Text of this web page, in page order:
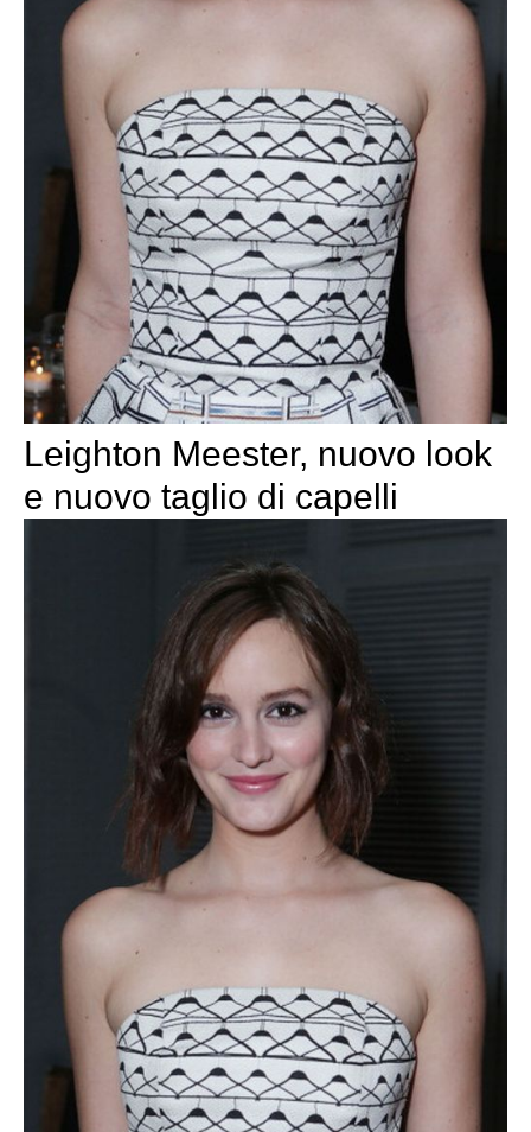
Leighton Meester, nuovo look
e nuovo taglio di capelli